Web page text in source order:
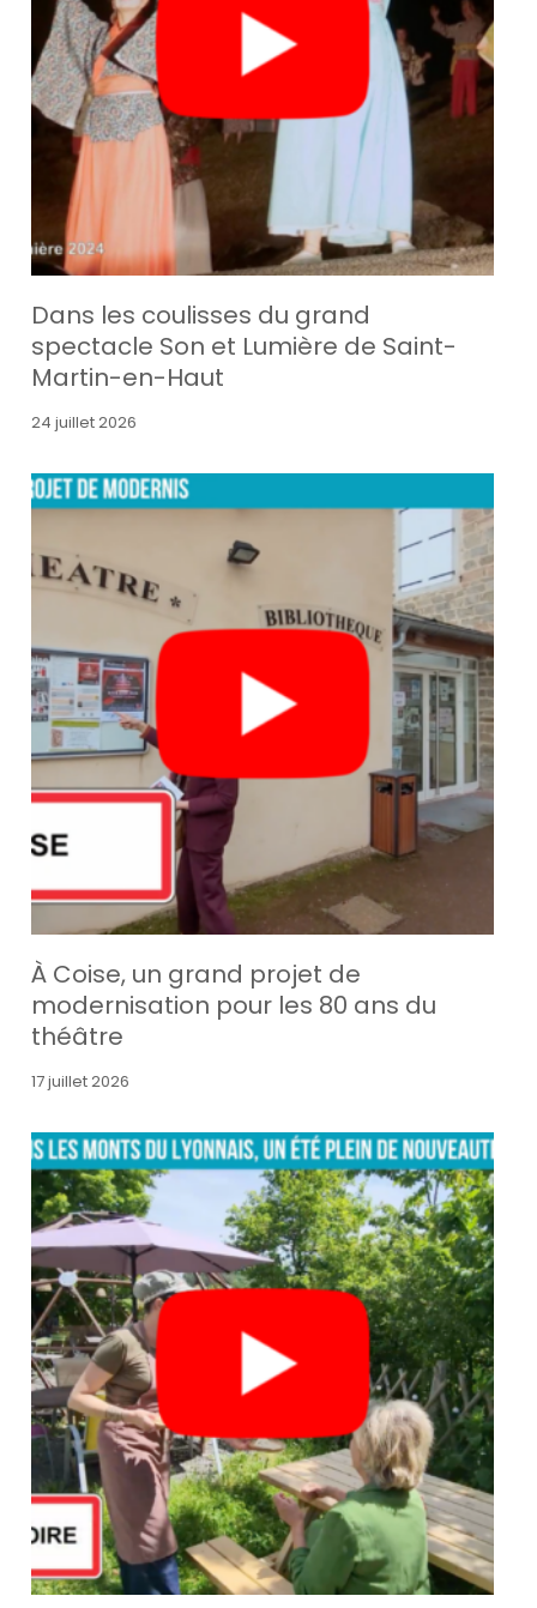
Dans les coulisses du grand
spectacle Son et Lumière de Saint-
Martin-en-Haut
24 juillet 2026
À Coise, un grand projet de
modernisation pour les 80 ans du
théâtre
17 juillet 2026